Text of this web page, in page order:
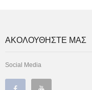
ΑΚΟΛΟΥΘΗΣΤΕ ΜΑΣ
Social Media